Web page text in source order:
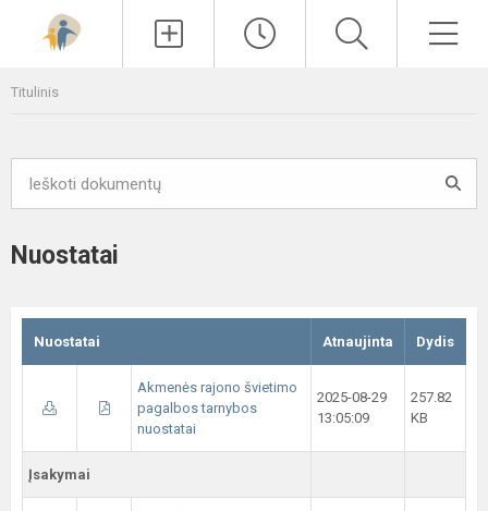
Titulinis
Nuostatai
Nuostatai Atnaujinta Dydis
Akmenės rajono švietimo
pagalbos tarnybos
nuostatai
2025-08-29
13:05:09
257.82
KB
Įsakymai